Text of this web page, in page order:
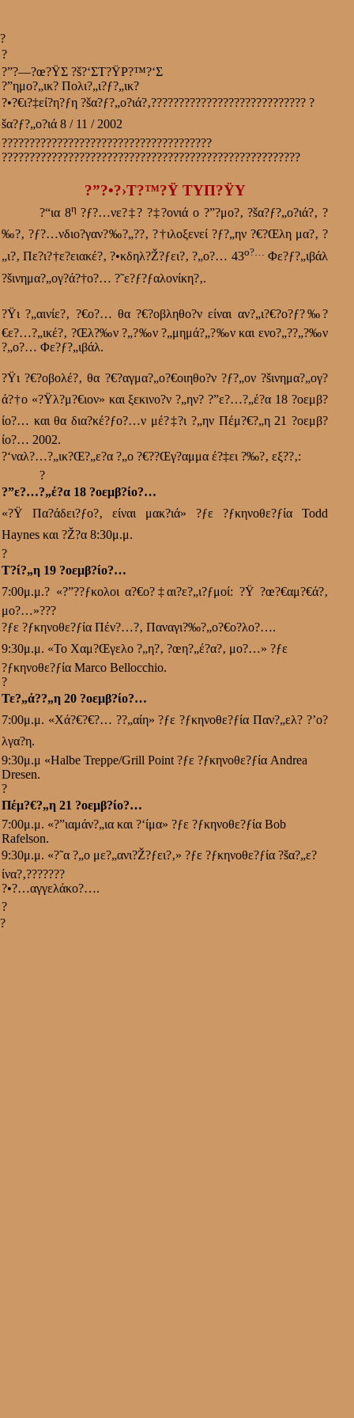
?
?
?”?—?œ?ŸΣ ?š?‘ΣΤ?ŸΡ?™?‘Σ
?”ημο?„ικ? Πολι?„ι?ƒ?„ικ?
?•?€ι?‡εί?η?ƒη ?šα?ƒ?„ο?ιά?‚???????????????????????????? ?
šα?ƒ?„ο?ιά 8 / 11 / 2002
??????????????????????????????????????
??????????????????????????????????????????????????????
?”?•?›Τ?™?Ÿ ΤΥΠ?ŸΥ
?“ια 8η ?ƒ?…νε?‡? ?‡?ονιά ο ?”?μο?‚ ?šα?ƒ?„ο?ιά?‚ ?
‰?‚ ?ƒ?…νδιο?γαν?‰?„??‚ ?†ιλοξενεί ?ƒ?„ην ?€?Œλη μα?‚ ?
„ι?‚ Πε?ι?†ε?ειακέ?‚ ?•κδηλ?Ž?ƒει?‚ ?„ο?… 43ο?… Φε?ƒ?„ιβάλ
?šινημα?„ογ?ά?†ο?… ?˜ε?ƒ?ƒαλονίκη?‚.
?Ÿι ?„αινίε?‚ ?€ο?… θα ?€?οβληθο?ν είναι αν?„ι?€?ο?ƒ?‰?
€ε?…?„ικέ?‚ ?Œλ?‰ν ?„?‰ν ?„μημά?„?‰ν και ενο?„??„?‰ν
?„ο?… Φε?ƒ?„ιβάλ.
?Ÿι ?€?οβολέ?‚ θα ?€?αγμα?„ο?€οιηθο?ν ?ƒ?„ον ?šινημα?„ογ?
ά?†ο «?Ÿλ?μ?€ιον» και ξεκινο?ν ?„ην? ?”ε?…?„έ?α 18 ?οεμβ?
ίο?… και θα δια?κέ?ƒο?…ν μέ?‡?ι ?„ην Πέμ?€?„η 21 ?οεμβ?
ίο?… 2002.
?‘ναλ?…?„ικ?Œ?„ε?α ?„ο ?€??Œγ?αμμα έ?‡ει ?‰?‚ εξ??‚:
?
?”ε?…?„έ?α 18 ?οεμβ?ίο?…
«?Ÿ Πα?άδει?ƒο?‚ είναι μακ?ιά» ?ƒε ?ƒκηνοθε?ƒία Todd
Haynes και ?Ž?α 8:30μ.μ.
?
Τ?ί?„η 19 ?οεμβ?ίο?…
7:00μ.μ.? «?”??ƒκολοι α?€ο?‡αι?ε?„ι?ƒμοί: ?Ÿ ?œ?€αμ?€ά?‚
μο?…»???
?ƒε ?ƒκηνοθε?ƒία Πέν?…?‚ Παναγι?‰?„ο?€ο?λο?….
9:30μ.μ. «Το Χαμ?Œγελο ?„η?‚ ?œη?„έ?α?‚ μο?…» ?ƒε
?ƒκηνοθε?ƒία Marco Bellocchio.
?
Τε?„ά??„η 20 ?οεμβ?ίο?…
7:00μ.μ. «Χά?€?€?… ??„αίη» ?ƒε ?ƒκηνοθε?ƒία Παν?„ελ? ?’ο?
λγα?η.
9:30μ.μ «Halbe Treppe/Grill Point ?ƒε ?ƒκηνοθε?ƒία Andrea
Dresen.
?
Πέμ?€?„η 21 ?οεμβ?ίο?…
7:00μ.μ. «?”ιαμάν?„ια και ?‘ίμα» ?ƒε ?ƒκηνοθε?ƒία Bob
Rafelson.
9:30μ.μ. «?˜α ?„ο με?„ανι?Ž?ƒει?‚» ?ƒε ?ƒκηνοθε?ƒία ?šα?„ε?
ίνα?‚???????
?•?…αγγελάκο?….
?
?